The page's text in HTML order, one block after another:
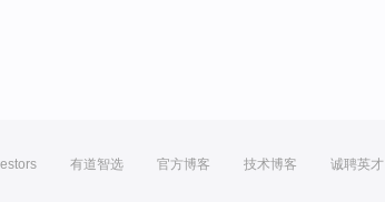
有道智选 官方博客 技术博客 诚聘英才